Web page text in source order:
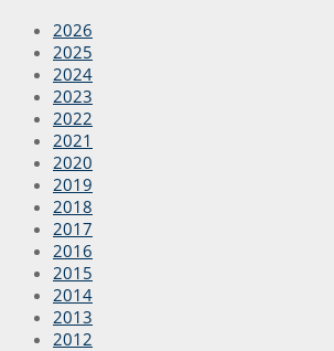
2026
2025
2024
2023
2022
2021
2020
2019
2018
2017
2016
2015
2014
2013
2012